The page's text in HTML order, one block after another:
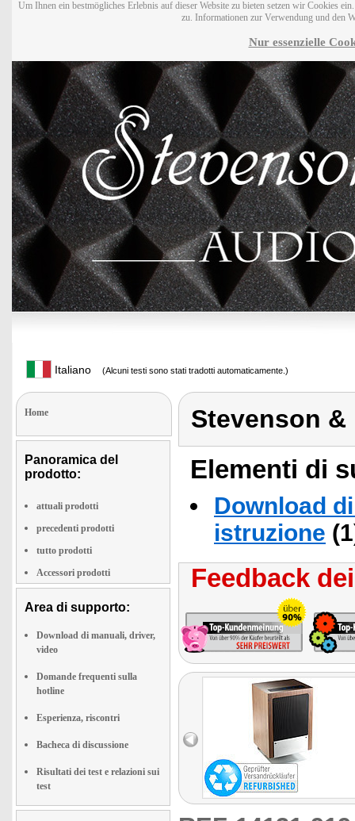
Um Ihnen ein bestmögliches Erlebnis auf dieser Website zu bieten setzen wir Cookies
zu. Informationen zur Verwendung und den
Nur essenzielle
Italiano (Alcuni testi sono stati tradotti automaticamente.)
Home
Panoramica del
prodotto:
attuali prodotti
precedenti prodotti
tutto prodotti
Accessori prodotti
Area di supporto:
Download di manuali, driver,
video
Domande frequenti sulla
hotline
Esperienza, riscontri
Bacheca di discussione
Risultati dei test e relazioni sui
test
Stevenson
Elementi di
Download
istruzione
Feedback